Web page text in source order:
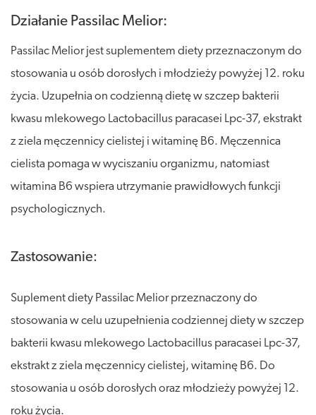
Działanie Passilac Melior:
Passilac Melior jest suplementem diety przeznaczonym do
stosowania u osób dorosłych i młodzieży powyżej 12. roku
życia. Uzupełnia on codzienną dietę w szczep bakterii
kwasu mlekowego Lactobacillus paracasei Lpc-37, ekstrakt
z ziela męczennicy cielistej i witaminę B6. Męczennica
cielista pomaga w wyciszaniu organizmu, natomiast
witamina B6 wspiera utrzymanie prawidłowych funkcji
psychologicznych.
Zastosowanie:
Suplement diety Passilac Melior przeznaczony do
stosowania w celu uzupełnienia codziennej diety w szczep
bakterii kwasu mlekowego Lactobacillus paracasei Lpc-37,
ekstrakt z ziela męczennicy cielistej, witaminę B6. Do
stosowania u osób dorosłych oraz młodzieży powyżej 12.
roku życia.